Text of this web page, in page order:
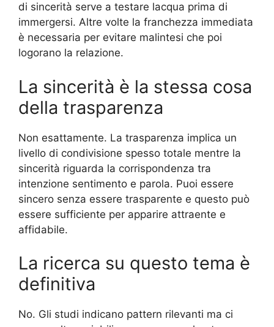
di sincerità serve a testare lacqua prima di
immergersi. Altre volte la franchezza immediata
è necessaria per evitare malintesi che poi
logorano la relazione.
La sincerità è la stessa cosa
della trasparenza
Non esattamente. La trasparenza implica un
livello di condivisione spesso totale mentre la
sincerità riguarda la corrispondenza tra
intenzione sentimento e parola. Puoi essere
sincero senza essere trasparente e questo può
essere sufficiente per apparire attraente e
affidabile.
La ricerca su questo tema è
definitiva
No. Gli studi indicano pattern rilevanti ma ci